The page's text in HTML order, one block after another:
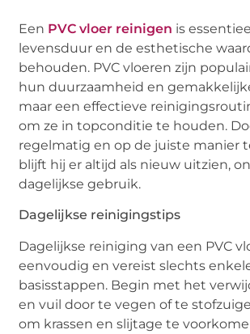
Een PVC vloer reinigen is
levensduur en de esthetische
behouden. PVC vloeren zijn
hun duurzaamheid en
maar een effectieve
om ze in topconditie te houden.
regelmatig en op de juiste manier
blijft hij er altijd als nieuw uitzien,
dagelijkse gebruik.
Dagelijkse reinigingstips
Dagelijkse reiniging van een PVC
eenvoudig en vereist slechts
basisstappen. Begin met het
en vuil door te vegen of te
om krassen en slijtage te